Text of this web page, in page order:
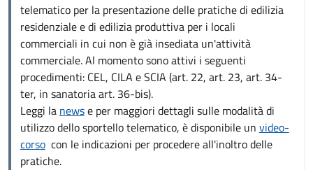
telematico per la presentazione delle pratiche di edilizia
residenziale e di edilizia produttiva per i locali
commerciali in cui non è già insediata un'attività
commerciale. Al momento sono attivi i seguenti
procedimenti: CEL, CILA e SCIA (art. 22, art. 23, art. 34-
ter, in sanatoria art. 36-bis).
Leggi la newse per maggiori dettagli sulle modalità di
utilizzo dello sportello telematico, è disponibile un video-
corsocon le indicazioni per procedere all'inoltro delle
pratiche.